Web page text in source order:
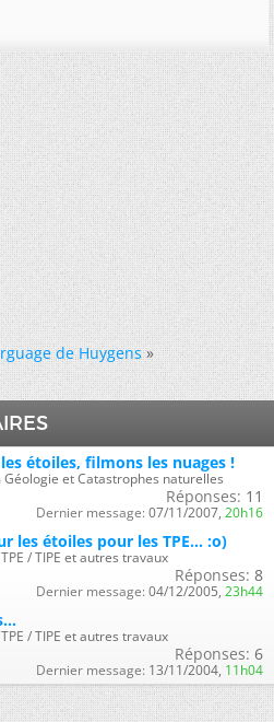
de Huygens »
étoiles, filmons les nuages !
et Catastrophes naturelles
Réponses: 11
Dernier message: 07/11/2007, 20h16
les étoiles pour les TPE... :o)
/ TIPE et autres travaux
Réponses: 8
Dernier message: 04/12/2005, 23h44
/ TIPE et autres travaux
Réponses: 6
Dernier message: 13/11/2004, 11h04